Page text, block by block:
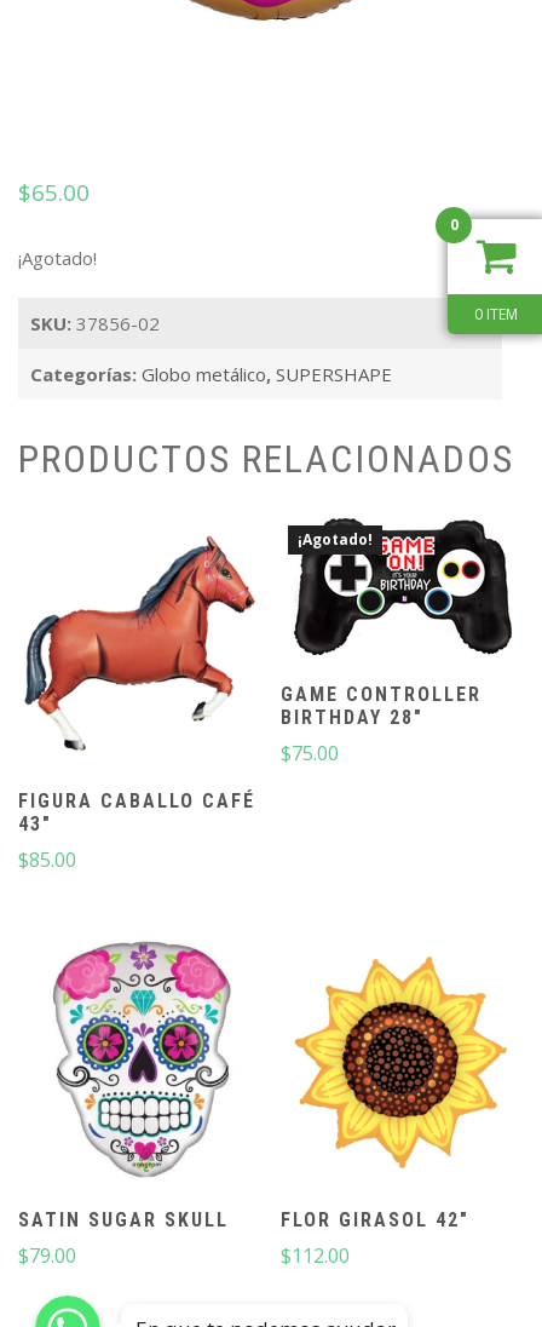
$65.00
¡Agotado!
SKU: 37856-02
Categorías: Globo metálico, SUPERSHAPE
PRODUCTOS RELACIONADOS
FIGURA CABALLO CAFÉ
43″
$85.00
¡Agotado!
GAME CONTROLLER
BIRTHDAY 28″
$75.00
SATIN SUGAR SKULL
$79.00
FLOR GIRASOL 42″
$112.00
0
0 ITEM